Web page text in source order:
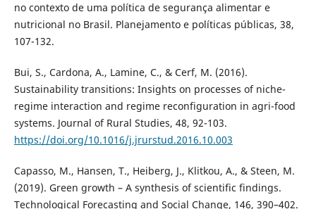
no contexto de uma política de segurança alimentar e
nutricional no Brasil. Planejamento e políticas públicas, 38,
107-132.
Bui, S., Cardona, A., Lamine, C., & Cerf, M. (2016).
Sustainability transitions: Insights on processes of niche-
regime interaction and regime reconfiguration in agri-food
systems. Journal of Rural Studies, 48, 92-103.
https://doi.org/10.1016/j.jrurstud.2016.10.003
Capasso, M., Hansen, T., Heiberg, J., Klitkou, A., & Steen, M.
(2019). Green growth – A synthesis of scientific findings.
Technological Forecasting and Social Change, 146, 390–402.